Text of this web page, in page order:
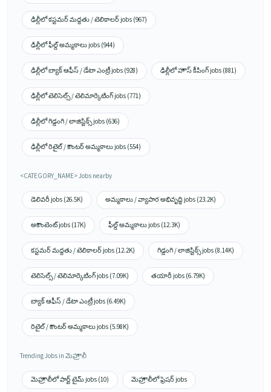
ఢిల్లీలో కస్టమర్ మద్దతు / టెలికాలర్ jobs (967)
ఢిల్లీలో ఫీల్డ్ అమ్మకాలు jobs (944)
ఢిల్లీలో బ్యాక్ ఆఫీస్ / డేటా ఎంట్రీ jobs (928) ఢిల్లీలో హౌస్ కీపింగ్ jobs (881)
ఢిల్లీలో టెలిసెల్స్ / టెలిమార్కెటింగ్ jobs (771)
ఢిల్లీలో గిడ్డంగి / లాజిస్టిక్స్ jobs (636)
ఢిల్లీలో రిటైల్ / కౌంటర్ అమ్మకాలు jobs (554)
<CATEGORY_NAME> Jobs nearby
డెలివరీ jobs (26.5K) అమ్మకాలు / వ్యాపార అభివృద్ధి jobs (23.2K)
అకౌంటెంట్ jobs (17K) ఫీల్డ్ అమ్మకాలు jobs (12.3K)
కస్టమర్ మద్దతు / టెలికాలర్ jobs (12.2K) గిడ్డంగి / లాజిస్టిక్స్ jobs (8.14K)
టెలిసెల్స్ / టెలిమార్కెటింగ్ jobs (7.09K) తయారీ jobs (6.79K)
బ్యాక్ ఆఫీస్ / డేటా ఎంట్రీ jobs (6.49K)
రిటైల్ / కౌంటర్ అమ్మకాలు jobs (5.98K)
Trending Jobs in మెహ్రౌలీ
మెహ్రౌలీలో పార్ట్ టైమ్ jobs (10) మెహ్రౌలీలో ఫ్రెషర్ jobs